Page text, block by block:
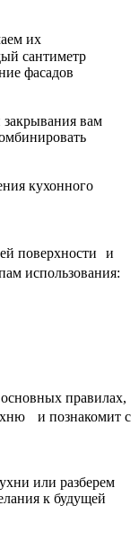
их
сантиметр
фасадов
вам
кухонного
поверхности и
использования:
правилах,
и познакомит с
или разберем
к будущей